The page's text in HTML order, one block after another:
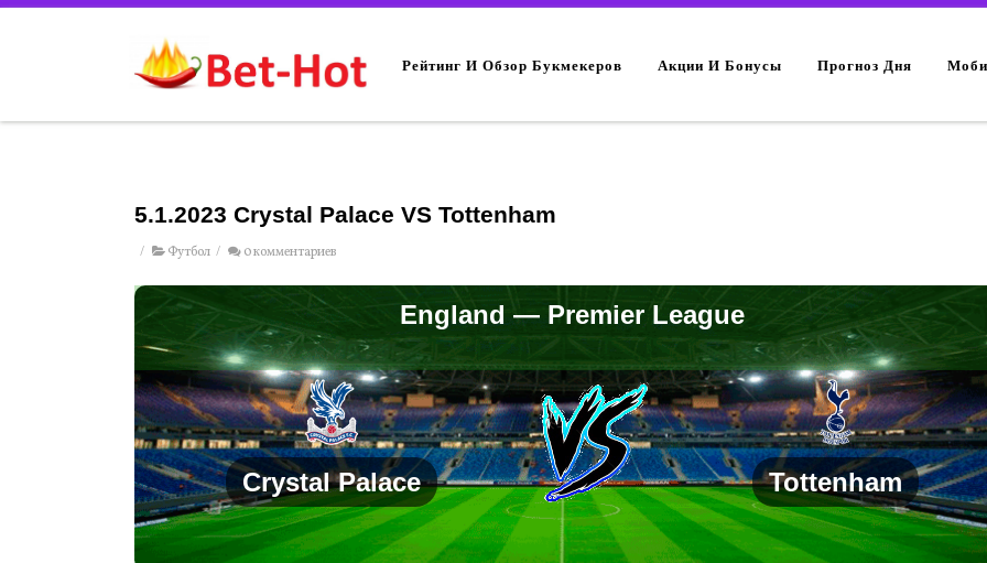
Рейтинг И Обзор Букмекеров Акции И Бонусы Прогноз Дня
5.1.2023 Crystal Palace VS Tottenham
/ Футбол / 0 комментариев
England — Premier League
Crystal Palace Tottenham